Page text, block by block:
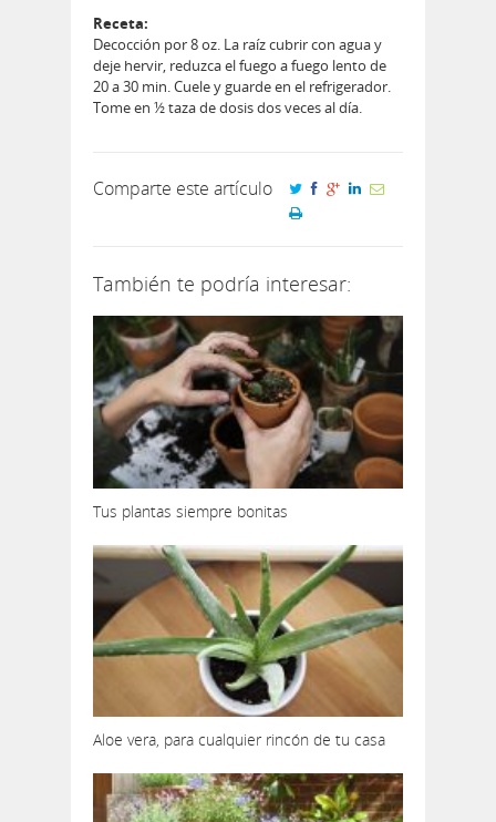
Receta:
Decocción por 8 oz. La raíz cubrir con agua y
deje hervir, reduzca el fuego a fuego lento de
20 a 30 min. Cuele y guarde en el refrigerador.
Tome en ½ taza de dosis dos veces al día.
Comparte este artículo
También te podría interesar:
Tus plantas siempre bonitas
Aloe vera, para cualquier rincón de tu casa